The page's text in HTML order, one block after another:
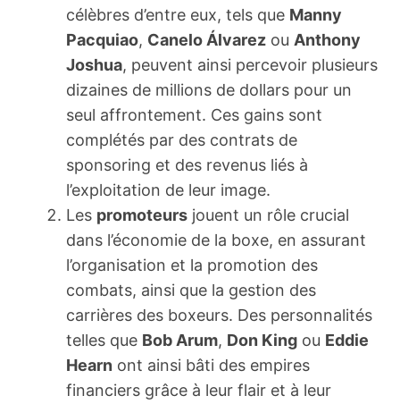
célèbres d’entre eux, tels que Manny
Pacquiao, Canelo Álvarez ou Anthony
Joshua, peuvent ainsi percevoir plusieurs
dizaines de millions de dollars pour un
seul affrontement. Ces gains sont
complétés par des contrats de
sponsoring et des revenus liés à
l’exploitation de leur image.
Les promoteurs jouent un rôle crucial
dans l’économie de la boxe, en assurant
l’organisation et la promotion des
combats, ainsi que la gestion des
carrières des boxeurs. Des personnalités
telles que Bob Arum, Don King ou Eddie
Hearn ont ainsi bâti des empires
financiers grâce à leur flair et à leur